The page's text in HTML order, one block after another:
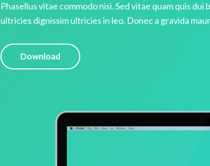
Phasellus vitae commodo nisi. Sed vitae quam quis
ultricies dignissim ultricies in leo. Donec a gravida
Download